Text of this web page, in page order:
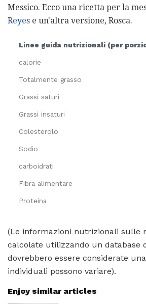
Messico. Ecco una ricetta per la
Reyes e un'altra versione, Rosca.
Linee guida nutrizionali (per
calorie
Totalmente grasso
Grassi saturi
Grassi insaturi
Colesterolo
Sodio
carboidrati
Fibra alimentare
Proteina
(Le informazioni nutrizionali sulle
calcolate utilizzando un database
dovrebbero essere considerate
individuali possono variare).
Enjoy similar articles